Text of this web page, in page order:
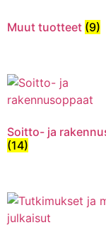
Muut tuotteet (9)
Soitto- ja
(14)